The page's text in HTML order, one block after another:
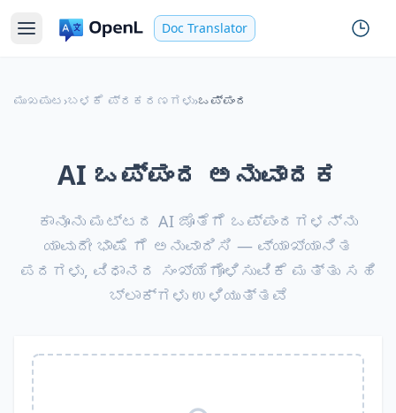
Doc Translator
ಮುಖಪುಟ ›ಬಳಕೆ ಪ್ರಕರಣಗಳು›ಒಪ್ಪಂದ
AI ಒಪ್ಪಂದ ಅನುವಾದಕ
ಕಾನೂನು ಮಟ್ಟದ AI ಜೊತೆಗೆ ಒಪ್ಪಂದಗಳನ್ನು
ಯಾವುದೇ ಭಾಷೆ ಗೆ ಅನುವಾದಿಸಿ — ವ್ಯಾಖ್ಯಾನಿತ
ಪದಗಳು, ವಿಧಾನದ ಸಂಖ್ಯೆಗೊಳಿಸುವಿಕೆ ಮತ್ತು ಸಹಿ
ಬ್ಲಾಕ್‌ಗಳು ಉಳಿಯುತ್ತವೆ